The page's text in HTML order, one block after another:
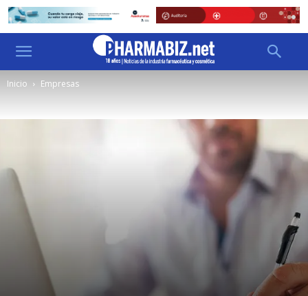
Inicio Empresas